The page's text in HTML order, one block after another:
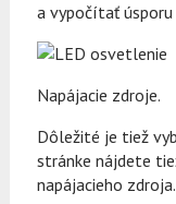
a vypočítať
Napájacie zdroje.
Dôležité je tiež
stránke nájdete
napájacieho zdroja.